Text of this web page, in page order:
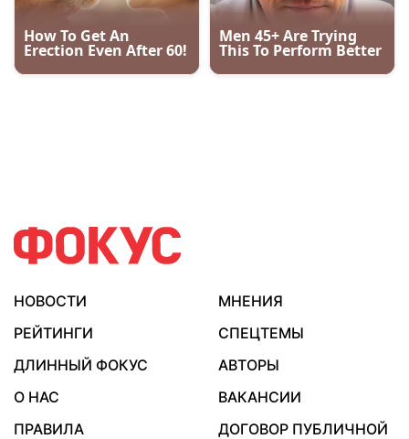
НОВОСТИ
МНЕНИЯ
РЕЙТИНГИ
СПЕЦТЕМЫ
ДЛИННЫЙ ФОКУС
АВТОРЫ
О НАС
ВАКАНСИИ
ПРАВИЛА
ДОГОВОР ПУБЛИЧНОЙ